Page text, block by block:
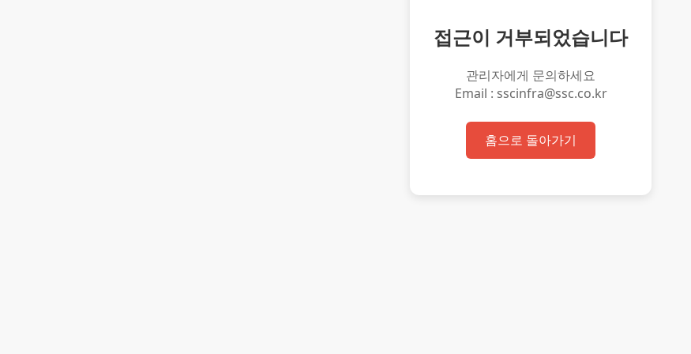
접근이 거부되었습니다
관리자에게 문의하세요
Email : sscinfra@ssc.co.kr
홈으로 돌아가기